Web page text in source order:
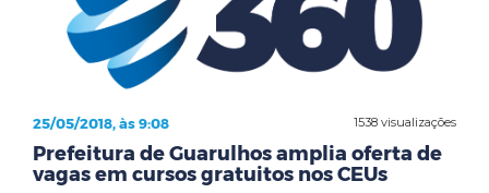
1538 visualizações
25/05/2018, às 9:08
Prefeitura de Guarulhos amplia oferta de
vagas em cursos gratuitos nos CEUs